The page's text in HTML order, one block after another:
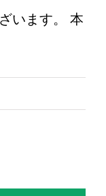
います。 本